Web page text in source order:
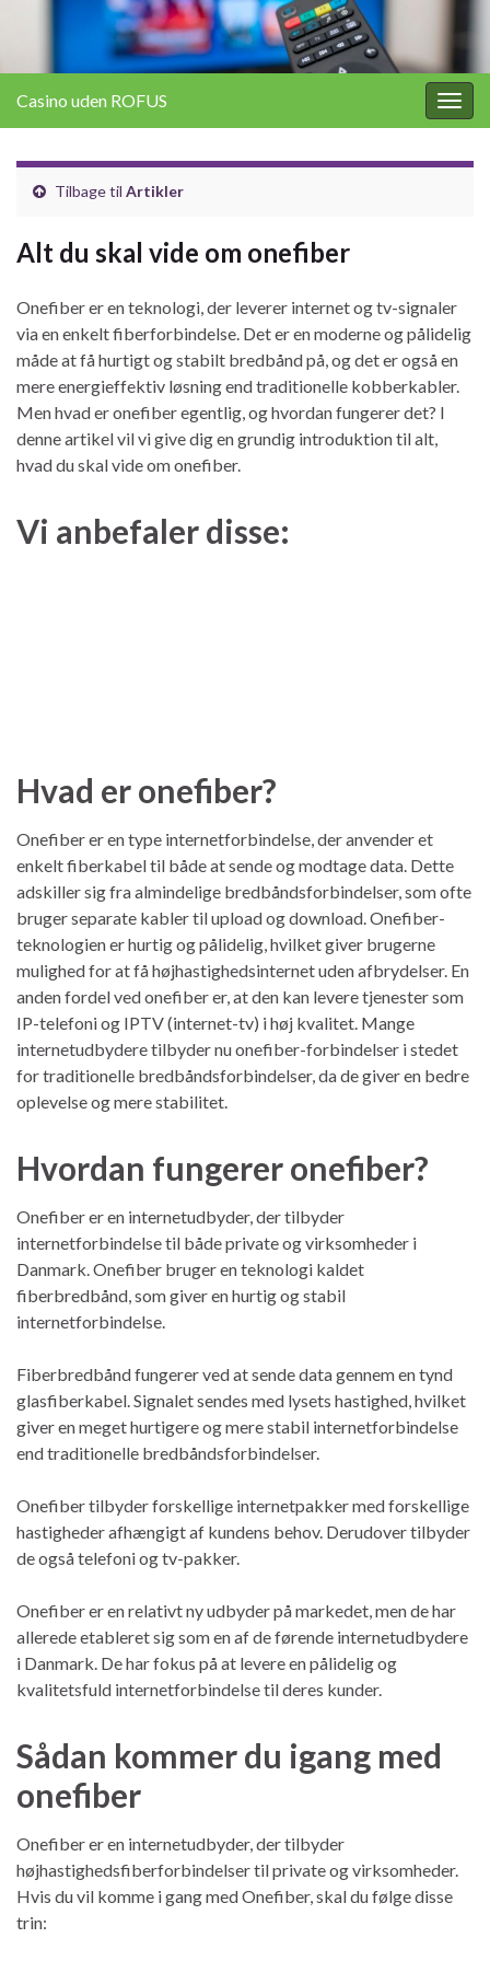
Casino uden ROFUS
Tilbage til Artikler
Alt du skal vide om onefiber
Onefiber er en teknologi, der leverer internet og tv-signaler
via en enkelt fiberforbindelse. Det er en moderne og pålidelig
måde at få hurtigt og stabilt bredbånd på, og det er også en
mere energieffektiv løsning end traditionelle kobberkabler.
Men hvad er onefiber egentlig, og hvordan fungerer det? I
denne artikel vil vi give dig en grundig introduktion til alt,
hvad du skal vide om onefiber.
Vi anbefaler disse:
Hvad er onefiber?
Onefiber er en type internetforbindelse, der anvender et
enkelt fiberkabel til både at sende og modtage data. Dette
adskiller sig fra almindelige bredbåndsforbindelser, som ofte
bruger separate kabler til upload og download. Onefiber-
teknologien er hurtig og pålidelig, hvilket giver brugerne
mulighed for at få højhastighedsinternet uden afbrydelser. En
anden fordel ved onefiber er, at den kan levere tjenester som
IP-telefoni og IPTV (internet-tv) i høj kvalitet. Mange
internetudbydere tilbyder nu onefiber-forbindelser i stedet
for traditionelle bredbåndsforbindelser, da de giver en bedre
oplevelse og mere stabilitet.
Hvordan fungerer onefiber?
Onefiber er en internetudbyder, der tilbyder
internetforbindelse til både private og virksomheder i
Danmark. Onefiber bruger en teknologi kaldet
fiberbredbånd, som giver en hurtig og stabil
internetforbindelse.
Fiberbredbånd fungerer ved at sende data gennem en tynd
glasfiberkabel. Signalet sendes med lysets hastighed, hvilket
giver en meget hurtigere og mere stabil internetforbindelse
end traditionelle bredbåndsforbindelser.
Onefiber tilbyder forskellige internetpakker med forskellige
hastigheder afhængigt af kundens behov. Derudover tilbyder
de også telefoni og tv-pakker.
Onefiber er en relativt ny udbyder på markedet, men de har
allerede etableret sig som en af de førende internetudbydere
i Danmark. De har fokus på at levere en pålidelig og
kvalitetsfuld internetforbindelse til deres kunder.
Sådan kommer du igang med
onefiber
Onefiber er en internetudbyder, der tilbyder
højhastighedsfiberforbindelser til private og virksomheder.
Hvis du vil komme i gang med Onefiber, skal du følge disse
trin: